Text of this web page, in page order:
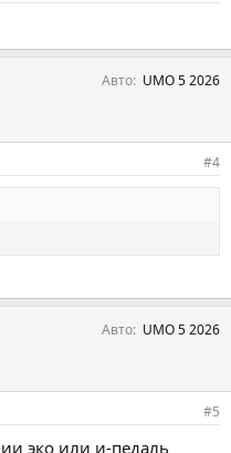
Авто UMO 5 2026
#4
Авто UMO 5 2026
#5
эко или и-педаль